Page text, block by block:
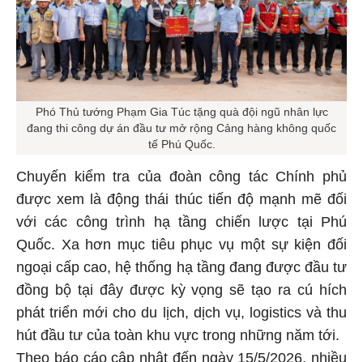
Phó Thủ tướng Phạm Gia Túc tặng quà đội ngũ nhân lực
đang thi công dự án đầu tư mở rộng Cảng hàng không quốc
tế Phú Quốc.
Chuyến kiểm tra của đoàn công tác Chính phủ
được xem là động thái thúc tiến độ mạnh mẽ đối
với các công trình hạ tầng chiến lược tại Phú
Quốc. Xa hơn mục tiêu phục vụ một sự kiện đối
ngoại cấp cao, hệ thống hạ tầng đang được đầu tư
đồng bộ tại đây được kỳ vọng sẽ tạo ra cú hích
phát triển mới cho du lịch, dịch vụ, logistics và thu
hút đầu tư của toàn khu vực trong những năm tới.
Theo báo cáo cập nhật đến ngày 15/5/2026, nhiều